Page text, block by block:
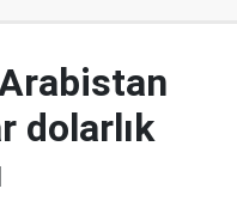
dolarlık